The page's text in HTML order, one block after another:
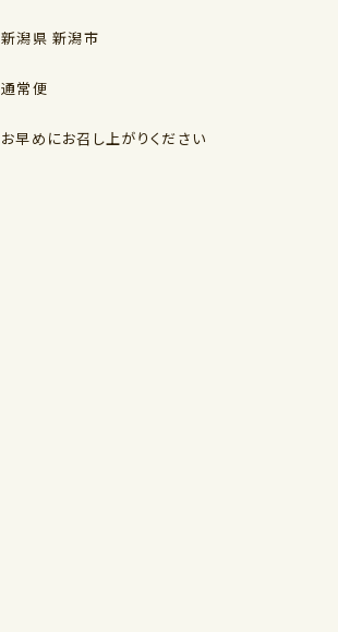
新潟県 新潟市
通常便
お早めにお召し上がりください